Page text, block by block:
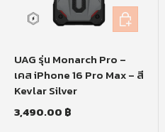
UAG รุ่น Monarch Pro –
เคส iPhone 16 Pro Max – สี
Kevlar Silver
3,490.00 ฿
หยิบใส่ตะกร้า